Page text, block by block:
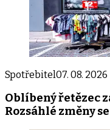
Spotřebitel07. 08. 2026
Oblíbený řetězec
Rozsáhlé změny